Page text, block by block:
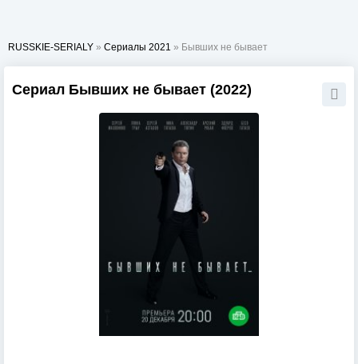
RUSSKIE-SERIALY » Сериалы 2021 » Бывших не бывает
Сериал Бывших не бывает (2022)